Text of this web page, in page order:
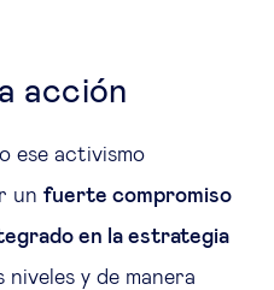
acción
ese activismo
un fuerte compromiso
en la estrategia
niveles y de manera